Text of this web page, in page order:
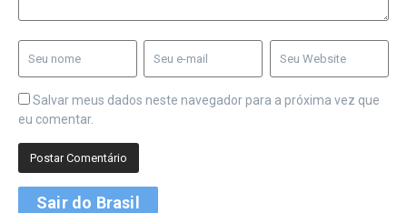
Salvar meus dados neste navegador para a próxima vez que
eu comentar.
Sair do Brasil